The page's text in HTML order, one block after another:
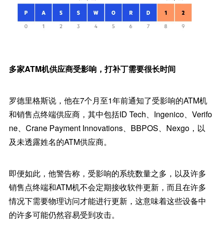
多家ATM机供应商受影响，打补丁需要很长时间
罗德里格斯说，他在7个月至1年前通知了受影响的ATM机
和销售点终端供应商，其中包括ID Tech、Ingenico、Verifo
ne、Crane Payment Innovations、BBPOS、Nexgo，以
及未透露姓名的ATM供应商。
即便如此，他警告称，受影响的系统数量之多，以及许多
销售点终端和ATM机不会定期接收软件更新，而且在许多
情况下需要物理访问才能进行更新，这意味着这些设备中
的许多可能仍然容易受到攻击。